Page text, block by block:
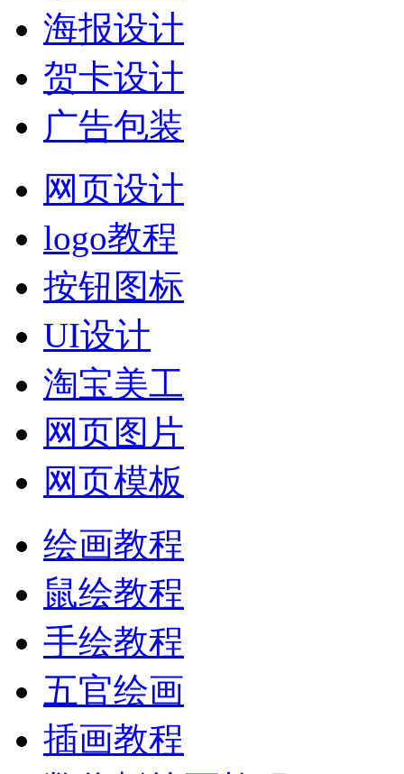
海报设计
贺卡设计
广告包装
网页设计
logo教程
按钮图标
UI设计
淘宝美工
网页图片
网页模板
绘画教程
鼠绘教程
手绘教程
五官绘画
插画教程